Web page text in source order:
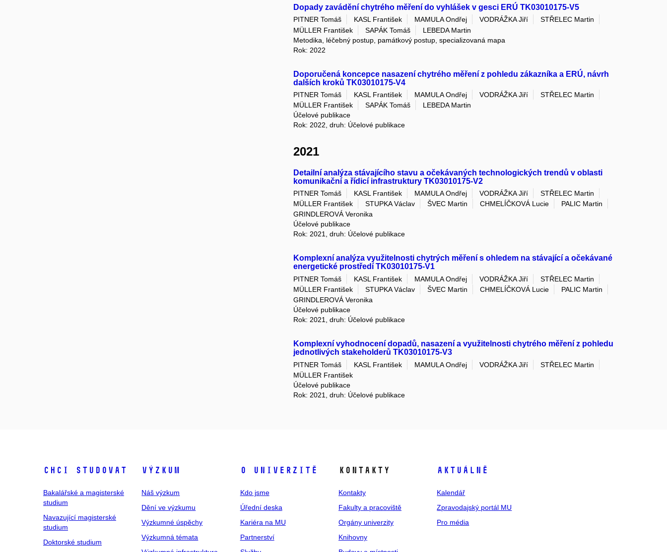
Dopady zavádění chytrého měření do vyhlášek v gesci ERÚ TK03010175-V5
PITNER Tomáš KASL František MAMULA Ondřej VODRÁŽKA Jiří
STŘELEC Martin
MÜLLER František
SAPÁK Tomáš
LEBEDA Martin
Metodika, léčebný postup, památkový postup, specializovaná mapa
Rok: 2022
Doporučená koncepce nasazení chytrého měření z pohledu zákazníka a ERÚ, návrh
dalších kroků TK03010175-V4
PITNER Tomáš KASL František MAMULA Ondřej VODRÁŽKA Jiří
STŘELEC Martin
MÜLLER František
SAPÁK Tomáš
LEBEDA Martin
Účelové publikace
Rok: 2022, druh: Účelové publikace
2021
Detailní analýza stávajícího stavu a očekávaných technologických trendů v oblasti
komunikační a řídicí infrastruktury TK03010175-V2
PITNER Tomáš KASL František MAMULA Ondřej VODRÁŽKA Jiří
STŘELEC Martin
MÜLLER František
STUPKA Václav ŠVEC Martin CHMELÍČKOVÁ Lucie
PALIC Martin
GRINDLEROVÁ Veronika
Účelové publikace
Rok: 2021, druh: Účelové publikace
Komplexní analýza využitelnosti chytrých měření s ohledem na stávající a očekávané
energetické prostředí TK03010175-V1
PITNER Tomáš KASL František MAMULA Ondřej VODRÁŽKA Jiří
STŘELEC Martin
MÜLLER František
STUPKA Václav ŠVEC Martin CHMELÍČKOVÁ Lucie
PALIC Martin
GRINDLEROVÁ Veronika
Účelové publikace
Rok: 2021, druh: Účelové publikace
Komplexní vyhodnocení dopadů, nasazení a využitelnosti chytrého měření z pohledu
jednotlivých stakeholderů TK03010175-V3
PITNER Tomáš KASL František MAMULA Ondřej VODRÁŽKA Jiří
STŘELEC Martin
MÜLLER František
Účelové publikace
Rok: 2021, druh: Účelové publikace
Chci studovat
Bakalářské a magisterské
studium
Navazující magisterské
studium
Doktorské studium
Výzkum
Náš výzkum
Dění ve výzkumu
Výzkumné úspěchy
Výzkumná témata
O univerzitě
Kdo jsme
Úřední deska
Kariéra na MU
Partnerství
Kontakty
Kontakty
Fakulty a pracoviště
Orgány univerzity
Knihovny
Aktuálně
Kalendář
Zpravodajský portál MU
Pro média